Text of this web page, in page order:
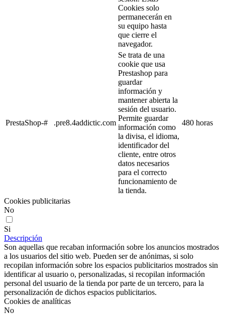
Cookies solo
permanecerán en
su equipo hasta
que cierre el
navegador.
PrestaShop-# .pre8.4addictic.com
Se trata de una
cookie que usa
Prestashop para
guardar
información y
mantener abierta la
sesión del usuario.
Permite guardar
información como
la divisa, el idioma,
identificador del
cliente, entre otros
datos necesarios
para el correcto
funcionamiento de
la tienda.
480 horas
Cookies publicitarias
No
Si
Descripción
Son aquellas que recaban información sobre los anuncios mostrados
a los usuarios del sitio web. Pueden ser de anónimas, si solo
recopilan información sobre los espacios publicitarios mostrados sin
identificar al usuario o, personalizadas, si recopilan información
personal del usuario de la tienda por parte de un tercero, para la
personalización de dichos espacios publicitarios.
Cookies de analíticas
No